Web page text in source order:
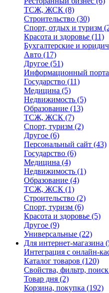
ТСЖ, ЖСК (8)
Строительство (30)
Спорт, отдых и туризм
Красота и здоровье (11)
Бухгалтерские и
Авто (17)
Другое (51)
Информационный
Государство (11)
Медицина (5)
Недвижимость (5)
Образование (13)
ТСЖ, ЖСК (7)
Спорт, туризм (2)
Другое (6)
Персональный сайт (43)
Государство (6)
Медицина (4)
Недвижимость (1)
Образование (4)
ТСЖ, ЖСК (1)
Строительство (2)
Спорт, туризм (6)
Красота и здоровье (5)
Другое (9)
Универсальные (22)
Для интернет-магазина
Интеграция с онлайн-
Каталог товаров (120)
Свойства, фильтр, поиск
Товар дня (2)
Корзина, покупка (192)